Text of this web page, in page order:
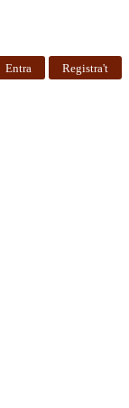
Entra Registra't